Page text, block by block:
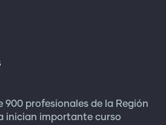
900 profesionales de la Región
inician importante curso